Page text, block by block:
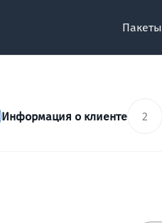
Пакеты
Информация о клиенте 2